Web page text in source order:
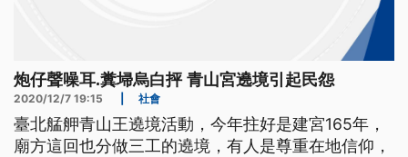
炮仔聲噪耳.糞埽烏白抨 青山宮遶境引起民怨
2020/12/7 19:15 社會
臺北艋舺青山王遶境活動，今年拄好是建宮165年，
廟方這回也分做三工的遶境，有人是尊重在地信仰，